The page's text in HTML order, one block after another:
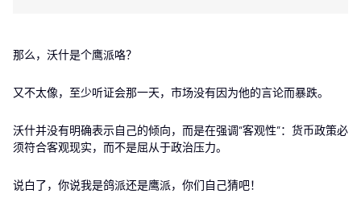
那么，沃什是个鹰派咯？
又不太像，至少听证会那一天，市场没有因为他的言论而暴跌。
沃什并没有明确表示自己的倾向，而是在强调“客观性”：货币政策必
须符合客观现实，而不是屈从于政治压力。
说白了，你说我是鸽派还是鹰派，你们自己猜吧！